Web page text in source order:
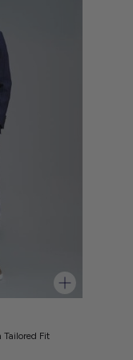
Tailored Fit